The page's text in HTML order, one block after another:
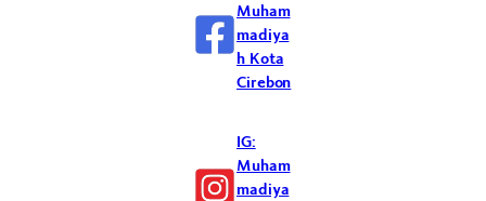
Muham
madiya
h Kota
Cirebon
IG:
Muham
madiya